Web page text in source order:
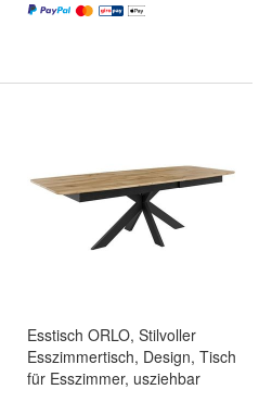
Esstisch ORLO, Stilvoller
Esszimmertisch, Design, Tisch
für Esszimmer, usziehbar